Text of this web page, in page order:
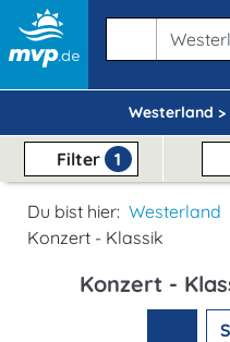
Westerland >
Filter 1
Du bist hier: Westerland
Konzert - Klassik
Konzert -